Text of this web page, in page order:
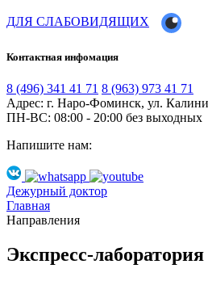
ДЛЯ СЛАБОВИДЯЩИХ
Контактная инфомация
8 (496) 341 41 71 8 (963) 973 41 71
Адрес: г. Наро-Фоминск, ул.
ПН-ВС: 08:00 - 20:00 без выходных
Напишите нам:
Дежурный доктор
Главная
Направления
Экспресс-